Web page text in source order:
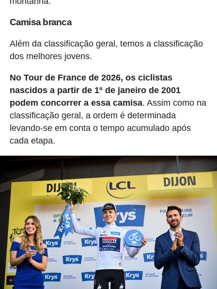
Camisa branca
Além da classificação geral, temos a classificação
dos melhores jovens.
No Tour de France de 2026, os ciclistas
nascidos a partir de 1º de janeiro de 2001
podem concorrer a essa camisa. Assim como na
classificação geral, a ordem é determinada
levando-se em conta o tempo acumulado após
cada etapa.